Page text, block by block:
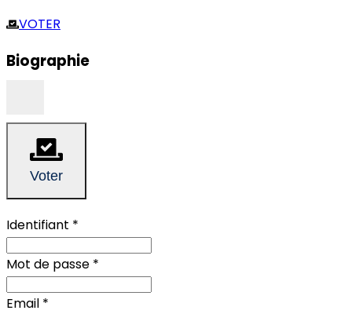
VOTER
Biographie
Voter
Identifiant *
Mot de passe *
Email *